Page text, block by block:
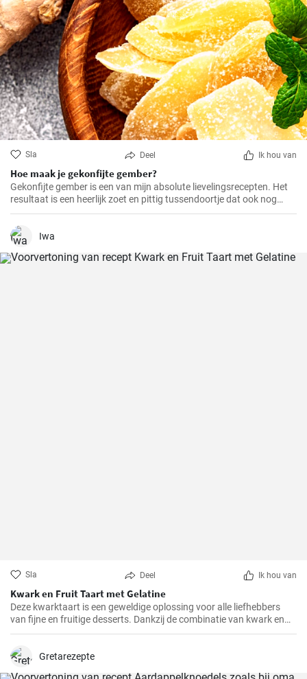
Sla Deel Ik hou van
Hoe maak je gekonfijte gember?
Gekonfijte gember is een van mijn absolute lievelingsrecepten. Het
resultaat is een heerlijk zoet en pittig tussendoortje dat ook nog
eens goed is voor je spijsvertering. Het is helemaal zelfgemaakt en
smaakt veel beter dan de versie uit de winkel. Het is heel makkelijk te
maken, je hebt alleen een beetje geduld en tijd nodig.
Iwa
Sla Deel Ik hou van
Kwark en Fruit Taart met Gelatine
Deze kwarktaart is een geweldige oplossing voor alle liefhebbers
van fijne en fruitige desserts. Dankzij de combinatie van kwark en
verschillende soorten fruit, heeft het niet alleen een geweldige
Gretarezepte